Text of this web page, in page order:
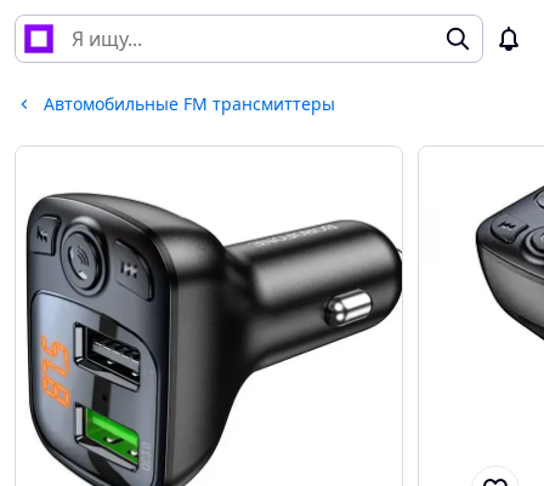
Автомобильные FM трансмиттеры